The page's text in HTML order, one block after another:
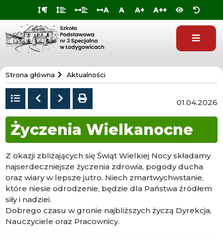
Przejdź do
Przejdź
treści
Przejdź
Przejdź A A A+ A++
Szkoła
Specjalna
w
Łodygowicach
Strona główna Aktualności
Powrót
do
listy
Poprzedni
Następny
drukuj 01.04.2026
Życzenia Wielkanocne
Z okazji zbliżających się Świąt Wielkiej Nocy składamy
najserdeczniejsze życzenia zdrowia, pogody ducha
oraz wiary w lepsze jutro. Niech zmartwychwstanie,
które niesie odrodzenie, będzie dla Państwa źródłem
siły i nadziei.
Dobrego czasu w gronie najbliższych życzą Dyrekcja,
Nauczyciele oraz Pracownicy.